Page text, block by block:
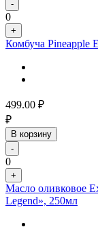
-
0
+
Комбуча Pineapple
499.00 ₽
₽
В корзину
-
0
+
Масло оливковое
Legend», 250мл